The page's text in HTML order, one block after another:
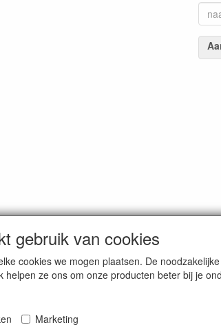
/ tel. 0518-403413 / E-mail
Bank NL41RABO 0138682933 /
gebruik van cookies
cookies we mogen plaatsen. De
ze ons om onze producten beter bij je
Marketing